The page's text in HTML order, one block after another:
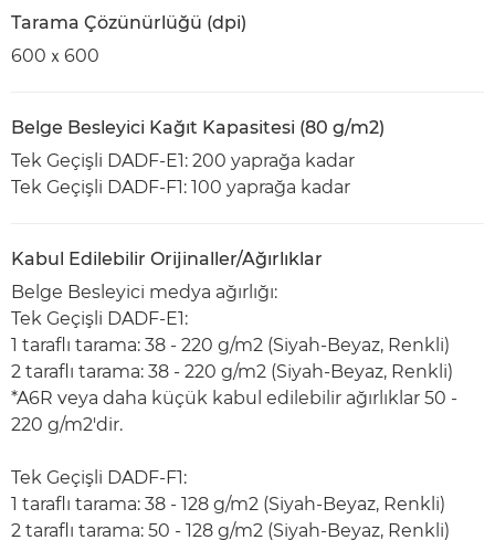
Tarama Çözünürlüğü (dpi)
600ｘ600
Belge Besleyici Kağıt Kapasitesi (80 g/m2)
Tek Geçişli DADF-E1: 200 yaprağa kadar
Tek Geçişli DADF-F1: 100 yaprağa kadar
Kabul Edilebilir Orijinaller/Ağırlıklar
Belge Besleyici medya ağırlığı:
Tek Geçişli DADF-E1:
1 taraflı tarama: 38 - 220 g/m2 (Siyah-Beyaz, Renkli)
2 taraflı tarama: 38 - 220 g/m2 (Siyah-Beyaz, Renkli)
*A6R veya daha küçük kabul edilebilir ağırlıklar 50 -
220 g/m2'dir.
Tek Geçişli DADF-F1:
1 taraflı tarama: 38 - 128 g/m2 (Siyah-Beyaz, Renkli)
2 taraflı tarama: 50 - 128 g/m2 (Siyah-Beyaz, Renkli)